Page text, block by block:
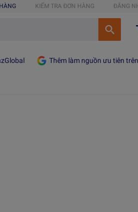
KIỂM TRA ĐƠN HÀNG ĐĂNG
Thêm làm nguồn ưu tiên